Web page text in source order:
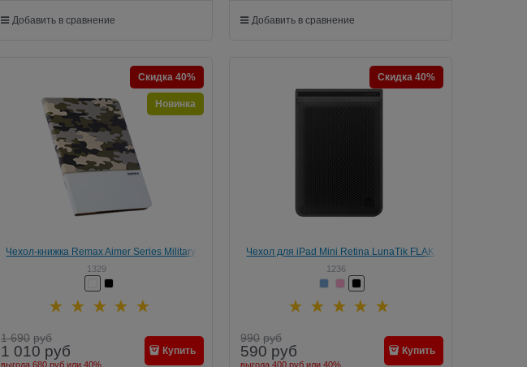
Добавить в сравнение Добавить в сравнение
Чехол-книжка Remax Aimer Series Military
Design для Apple iPad Mini 2/3
1329
Скидка 40%
Новинка
1 690 руб
1 010 руб
выгода 680 рубили 40%
Купить
Чехол для iPad Mini Retina LunaTik FLAK
Jacket
1236
Скидка 40%
990 руб
590 руб
выгода 400 рубили 40%
Купить